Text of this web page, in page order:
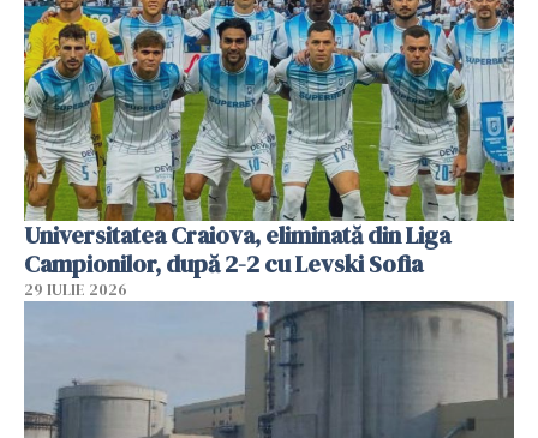
Universitatea Craiova, eliminată din Liga
Campionilor, după 2-2 cu Levski Sofia
29 IULIE 2026